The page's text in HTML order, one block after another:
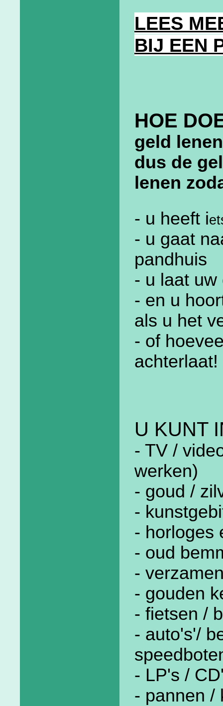
LEES
BIJ EEN
HOE
geld
dus de
lenen
- u heeft i
- u gaat
pandhuis
- u laat uw
- en u
als u het
- of
achterlaat!
U KUNT
- TV /
werken)
- goud /
-
- horloges
- oud
-
- gouden
- fietsen /
- auto's'/
- LP's /
- pannen /